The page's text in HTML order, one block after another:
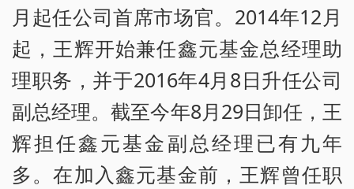
月起任公司首席市场官。2014年12月
起，王辉开始兼任鑫元基金总经理助
理职务，并于2016年4月8日升任公司
副总经理。截至今年8月29日卸任，王
辉担任鑫元基金副总经理已有九年
多。在加入鑫元基金前，王辉曾任职